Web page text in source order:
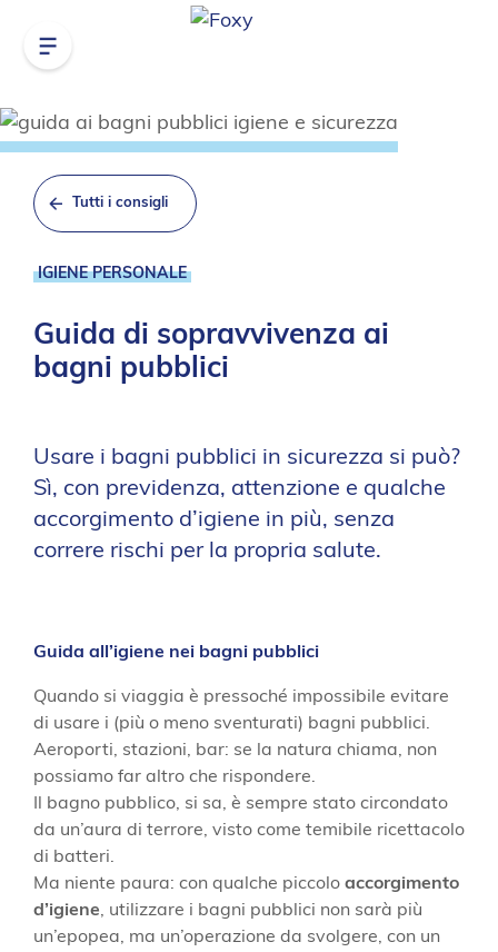
Tutti i consigli
IGIENE PERSONALE
Guida di sopravvivenza ai
bagni pubblici
Usare i bagni pubblici in sicurezza si può?
Sì, con previdenza, attenzione e qualche
accorgimento d’igiene in più, senza
correre rischi per la propria salute.
Guida all’igiene nei bagni pubblici
Quando si viaggia è pressoché impossibile evitare
di usare i (più o meno sventurati) bagni pubblici.
Aeroporti, stazioni, bar: se la natura chiama, non
possiamo far altro che rispondere.
Il bagno pubblico, si sa, è sempre stato circondato
da un’aura di terrore, visto come temibile ricettacolo
di batteri.
Ma niente paura: con qualche piccolo accorgimento
d’igiene, utilizzare i bagni pubblici non sarà più
un’epopea, ma un’operazione da svolgere, con un